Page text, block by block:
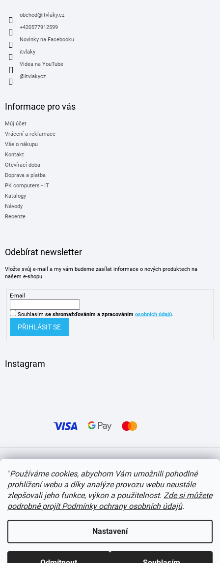
"Používáme cookies, abychom Vám umožnili pohodlné
prohlížení webu a díky analýze provozu webu neustále
zlepšovali jeho funkce, výkon a použitelnost. Zde si můžete
podrobně projít Podmínky ochrany osobních údajů.
Nastavení
obchod@itvlaky.cz
+420577912599
Novinky na Facebooku
itvlaky
Videa na YouTube
@itvlakycz
Informace pro vás
Můj účet
Vrácení a reklamace
Vše o nákupu
Kontakt
Otevírací doba
Doprava a platba
PK computers - IT
Katalogy
Návody
Recenze
Odebírat newsletter
Vložte svůj e-mail a my vám budeme zasílat informace o nových produktech na
našem e-shopu.
E-mail
Souhlasím se shromažďováním a zpracováním osobních údajů.
PŘIHLÁSIT SE
Instagram
Copyright 2026itvlaky.cz . Všechna práva vyhrazena. Upravit nastavení cookies